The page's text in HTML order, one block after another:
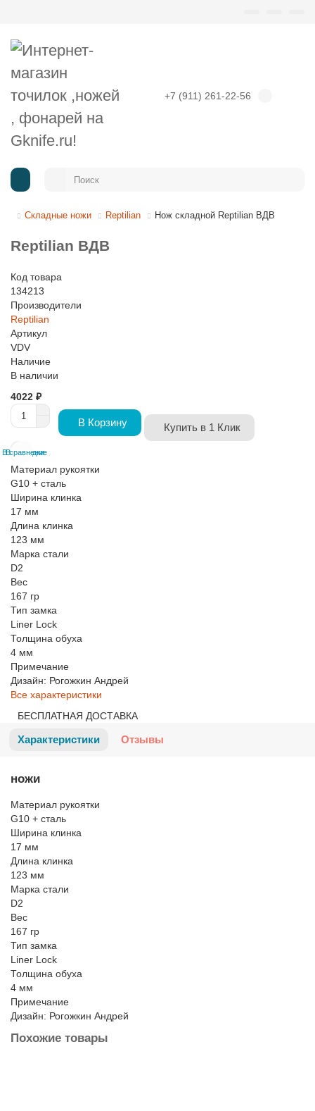
+7 (911) 261-22-56
Складные ножи Reptilian Нож складной Reptilian ВДВ
Reptilian ВДВ
Код товара
134213
Производители
Reptilian
Артикул
VDV
Наличие
В наличии
4022 ₽
В Корзину Купить в 1 Клик
В закладки
В сравнение
Материал рукоятки
G10 + сталь
Ширина клинка
17 мм
Длина клинка
123 мм
Марка стали
D2
Вес
167 гр
Тип замка
Liner Lock
Толщина обуха
4 мм
Примечание
Дизайн: Рогожкин Андрей
Все характеристики
БЕСПЛАТНАЯ ДОСТАВКА
Характеристики Отзывы
ножи
Материал рукоятки
G10 + сталь
Ширина клинка
17 мм
Длина клинка
123 мм
Марка стали
D2
Вес
167 гр
Тип замка
Liner Lock
Толщина обуха
4 мм
Примечание
Дизайн: Рогожкин Андрей
Похожие товары